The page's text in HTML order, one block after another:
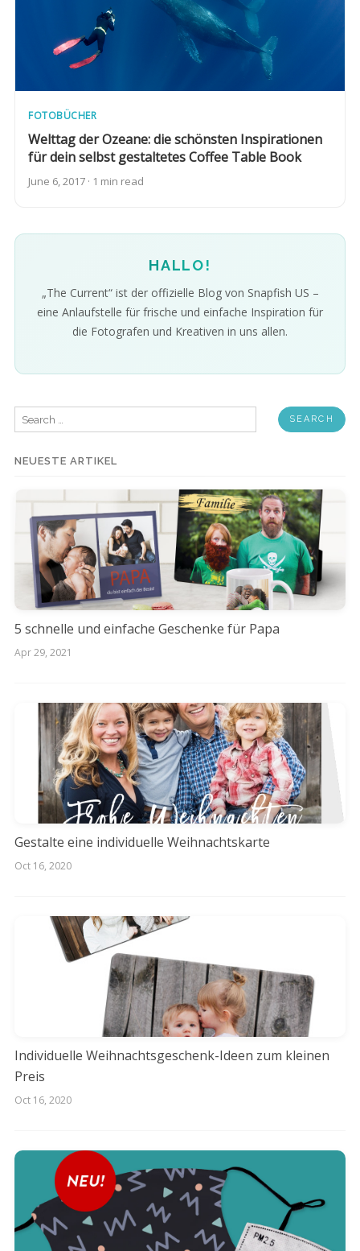
FOTOBÜCHER
Welttag der Ozeane: die schönsten Inspirationen
für dein selbst gestaltetes Coffee Table Book
June 6, 2017 · 1 min read
HALLO!
„The Current“ ist der offizielle Blog von Snapfish US –
eine Anlaufstelle für frische und einfache Inspiration für
die Fotografen und Kreativen in uns allen.
Search
for:
NEUESTE ARTIKEL
5 schnelle und einfache Geschenke für Papa
Apr 29, 2021
Gestalte eine individuelle Weihnachtskarte
Oct 16, 2020
Individuelle Weihnachtsgeschenk-Ideen zum kleinen
Preis
Oct 16, 2020